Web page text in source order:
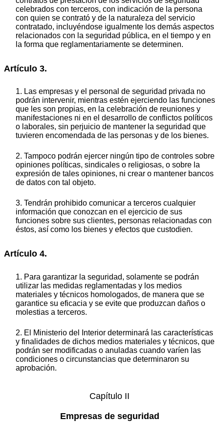
celebrados con terceros, con indicación de la persona
con quien se contrató y de la naturaleza del servicio
contratado, incluyéndose igualmente los demás aspectos
relacionados con la seguridad pública, en el tiempo y en
la forma que reglamentariamente se determinen.
Artículo 3.
1. Las empresas y el personal de seguridad privada no
podrán intervenir, mientras estén ejerciendo las funciones
que les son propias, en la celebración de reuniones y
manifestaciones ni en el desarrollo de conflictos políticos
o laborales, sin perjuicio de mantener la seguridad que
tuvieren encomendada de las personas y de los bienes.
2. Tampoco podrán ejercer ningún tipo de controles sobre
opiniones políticas, sindicales o religiosas, o sobre la
expresión de tales opiniones, ni crear o mantener bancos
de datos con tal objeto.
3. Tendrán prohibido comunicar a terceros cualquier
información que conozcan en el ejercicio de sus
funciones sobre sus clientes, personas relacionadas con
éstos, así como los bienes y efectos que custodien.
Artículo 4.
1. Para garantizar la seguridad, solamente se podrán
utilizar las medidas reglamentadas y los medios
materiales y técnicos homologados, de manera que se
garantice su eficacia y se evite que produzcan daños o
molestias a terceros.
2. El Ministerio del Interior determinará las características
y finalidades de dichos medios materiales y técnicos, que
podrán ser modificadas o anuladas cuando varíen las
condiciones o circunstancias que determinaron su
aprobación.
Capítulo II
Empresas de seguridad